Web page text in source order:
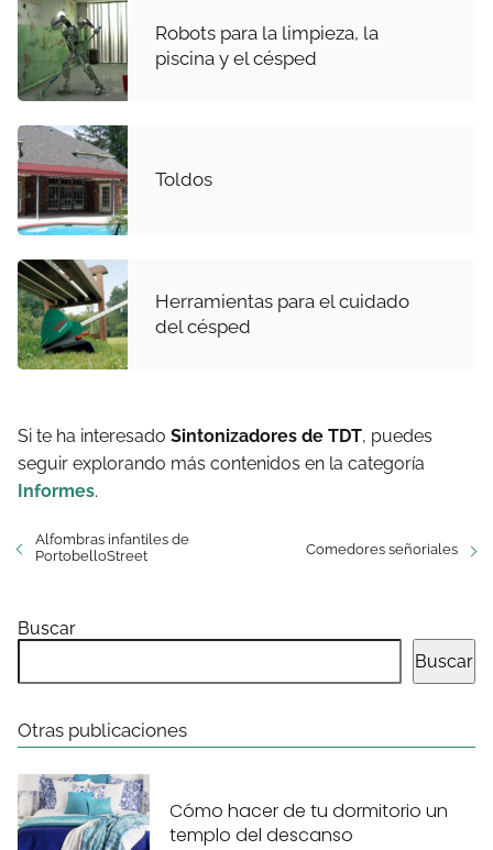
Robots para la limpieza, la
piscina y el césped
Toldos
Herramientas para el cuidado
del césped
Si te ha interesado Sintonizadores de TDT, puedes
seguir explorando más contenidos en la categoría
Informes.
Alfombras infantiles de
PortobelloStreet
Comedores señoriales
Buscar
Buscar
Otras publicaciones
Cómo hacer de tu dormitorio un
templo del descanso